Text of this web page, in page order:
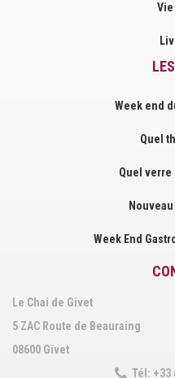
Week end
Quel
Quel verre
Week End
Le Chai de Givet
5 ZAC Route de Beauraing
08600 Givet
Tél: +33